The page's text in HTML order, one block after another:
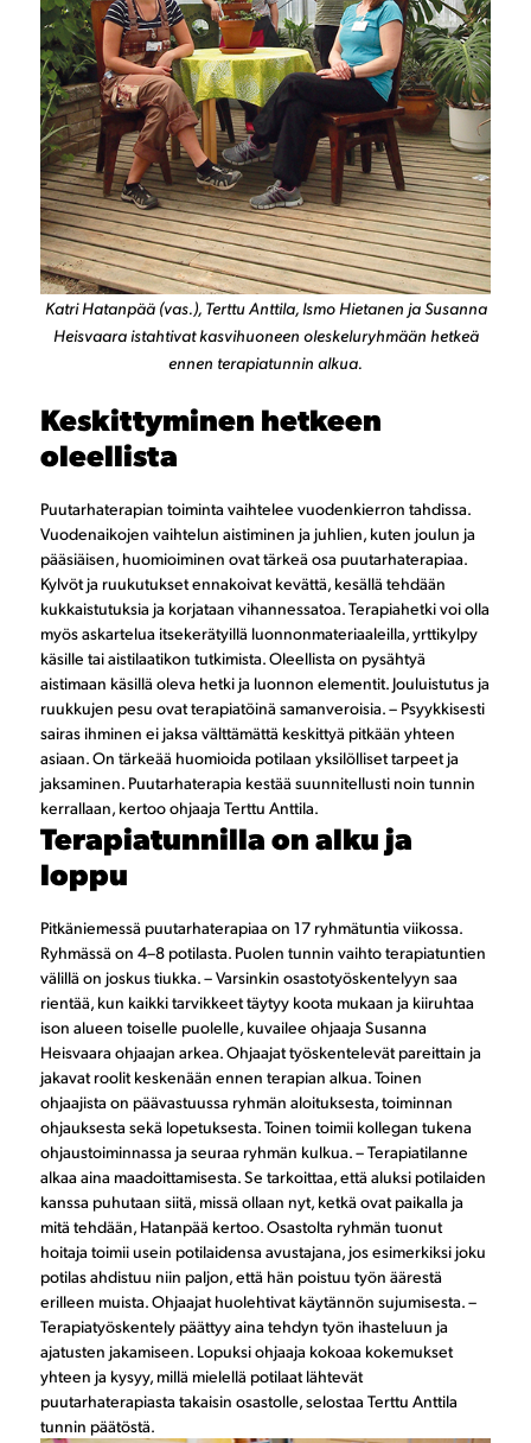
Katri Hatanpää (vas.), Terttu Anttila, Ismo Hietanen ja Susanna
Heisvaara istahtivat kasvihuoneen oleskeluryhmään hetkeä
ennen terapiatunnin alkua.
Keskittyminen hetkeen
oleellista
Puutarhaterapian toiminta vaihtelee vuodenkierron tahdissa.
Vuodenaikojen vaihtelun aistiminen ja juhlien, kuten joulun ja
pääsiäisen, huomioiminen ovat tärkeä osa puutarhaterapiaa.
Kylvöt ja ruukutukset ennakoivat kevättä, kesällä tehdään
kukkaistutuksia ja korjataan vihannessatoa. Terapiahetki voi olla
myös askartelua itsekerätyillä luonnonmateriaaleilla, yrttikylpy
käsille tai aistilaatikon tutkimista. Oleellista on pysähtyä
aistimaan käsillä oleva hetki ja luonnon elementit. Jouluistutus ja
ruukkujen pesu ovat terapiatöinä samanveroisia. – Psyykkisesti
sairas ihminen ei jaksa välttämättä keskittyä pitkään yhteen
asiaan. On tärkeää huomioida potilaan yksilölliset tarpeet ja
jaksaminen. Puutarhaterapia kestää suunnitellusti noin tunnin
kerrallaan, kertoo ohjaaja Terttu Anttila.
Terapiatunnilla on alku ja
loppu
Pitkäniemessä puutarhaterapiaa on 17 ryhmätuntia viikossa.
Ryhmässä on 4–8 potilasta. Puolen tunnin vaihto terapiatuntien
välillä on joskus tiukka. – Varsinkin osastotyöskentelyyn saa
rientää, kun kaikki tarvikkeet täytyy koota mukaan ja kiiruhtaa
ison alueen toiselle puolelle, kuvailee ohjaaja Susanna
Heisvaara ohjaajan arkea. Ohjaajat työskentelevät pareittain ja
jakavat roolit keskenään ennen terapian alkua. Toinen
ohjaajista on päävastuussa ryhmän aloituksesta, toiminnan
ohjauksesta sekä lopetuksesta. Toinen toimii kollegan tukena
ohjaustoiminnassa ja seuraa ryhmän kulkua. – Terapiatilanne
alkaa aina maadoittamisesta. Se tarkoittaa, että aluksi potilaiden
kanssa puhutaan siitä, missä ollaan nyt, ketkä ovat paikalla ja
mitä tehdään, Hatanpää kertoo. Osastolta ryhmän tuonut
hoitaja toimii usein potilaidensa avustajana, jos esimerkiksi joku
potilas ahdistuu niin paljon, että hän poistuu työn äärestä
erilleen muista. Ohjaajat huolehtivat käytännön sujumisesta. –
Terapiatyöskentely päättyy aina tehdyn työn ihasteluun ja
ajatusten jakamiseen. Lopuksi ohjaaja kokoaa kokemukset
yhteen ja kysyy, millä mielellä potilaat lähtevät
puutarhaterapiasta takaisin osastolle, selostaa Terttu Anttila
tunnin päätöstä.